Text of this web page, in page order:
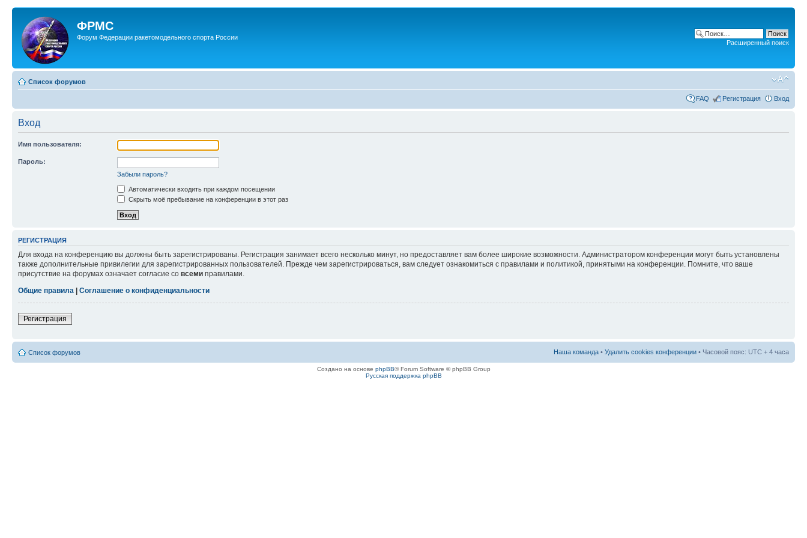
ФРМС
Форум Федерации ракетомодельного спорта России
Расширенный поиск
Список форумов
FAQ Регистрация Вход
Вход
Имя пользователя:
Пароль:
Забыли пароль?
Автоматически входить при каждом посещении
Скрыть моё пребывание на конференции в этот раз
РЕГИСТРАЦИЯ
Для входа на конференцию вы должны быть зарегистрированы. Регистрация занимает всего несколько минут, но предоставляет вам более широкие возможности. Администратором конференции могут быть установлены
также дополнительные привилегии для зарегистрированных пользователей. Прежде чем зарегистрироваться, вам следует ознакомиться с правилами и политикой, принятыми на конференции. Помните, что ваше
присутствие на форумах означает согласие со всеми правилами.
Общие правила | Соглашение о конфиденциальности
Регистрация
Список форумов Наша команда • Удалить cookies конференции • Часовой пояс: UTC + 4 часа
Создано на основе phpBB® Forum Software © phpBB Group
Русская поддержка phpBB